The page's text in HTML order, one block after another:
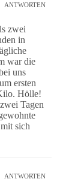
ANTWORTEN
zwei
in
war die
uns
ersten
Hölle!
Tagen
sich
ANTWORTEN